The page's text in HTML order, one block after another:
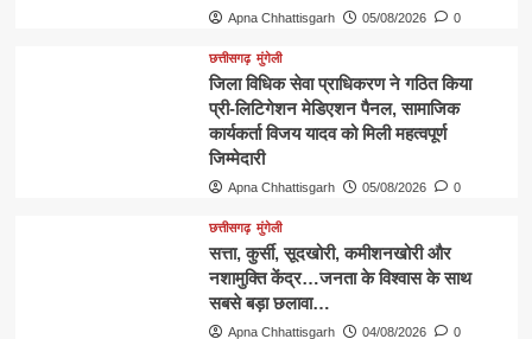
Apna Chhattisgarh 05/08/2026 0
छत्तीसगढ़ मुंगेली
जिला विधिक सेवा प्राधिकरण ने गठित किया
प्री-लिटिगेशन मेडिएशन पैनल, सामाजिक
कार्यकर्ता विजय यादव को मिली महत्वपूर्ण
जिम्मेदारी
Apna Chhattisgarh 05/08/2026 0
छत्तीसगढ़ मुंगेली
​सत्ता, कुर्सी, सूदखोरी, कमीशनखोरी और
नशामुक्ति केंद्र…जनता के विश्वास के साथ
सबसे बड़ा छलावा…
Apna Chhattisgarh 04/08/2026 0